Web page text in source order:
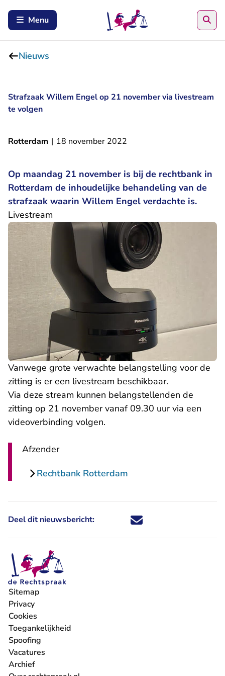
Menu
Nieuws
Strafzaak Willem Engel op 21 november via livestream
te volgen
Rotterdam | 18 november 2022
Op maandag 21 november is bij de rechtbank in
Rotterdam de inhoudelijke behandeling van de
strafzaak waarin Willem Engel verdachte is.
Livestream
Vanwege grote verwachte belangstelling voor de
zitting is er een livestream beschikbaar.
Via deze stream kunnen belangstellenden de
zitting op 21 november vanaf 09.30 uur via een
videoverbinding volgen.
Afzender
Rechtbank Rotterdam
Deel dit nieuwsbericht: Deel dit nieuwsbericht via X -
Deel dit nieuwsbericht via
Deel dit nieuwsbericht
Deel dit
Sitemap
Privacy
Cookies
Toegankelijkheid
Spoofing
Vacatures
- U verlaat Rechtspraak.nl
Archief